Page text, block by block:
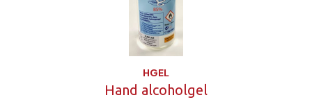
HGEL
Hand alcoholgel